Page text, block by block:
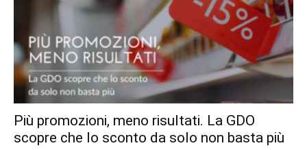
Più promozioni, meno risultati. La GDO
scopre che lo sconto da solo non basta più